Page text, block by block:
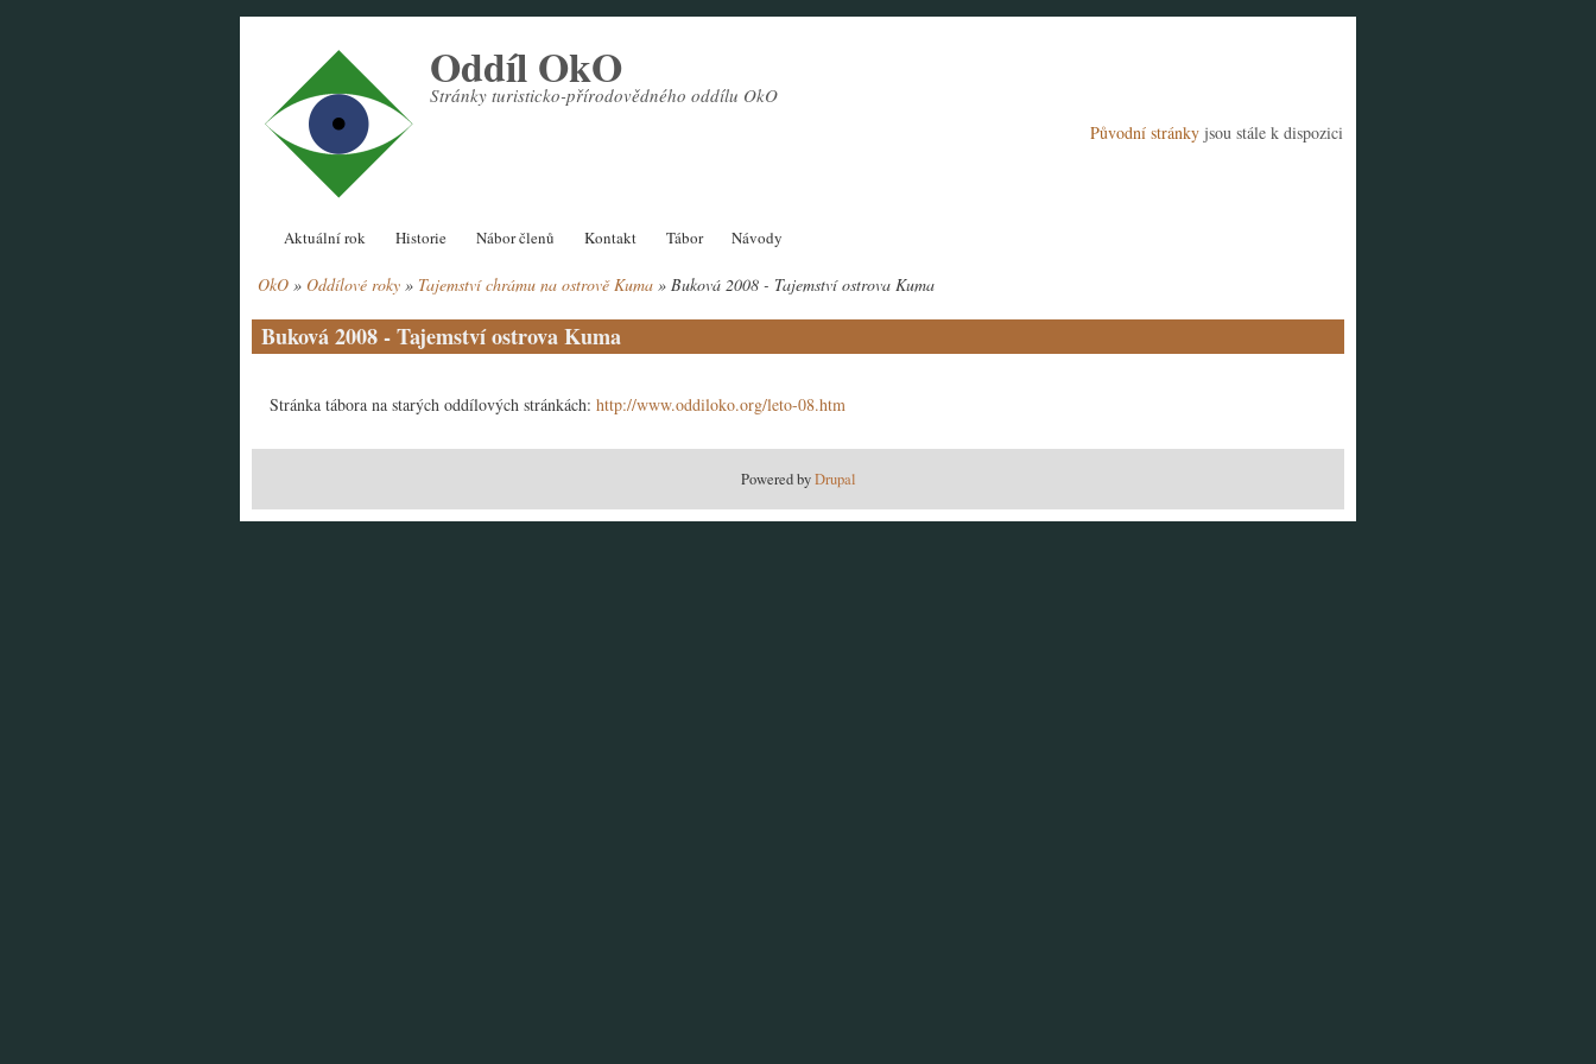
Oddíl OkO
Stránky turisticko-přírodovědného oddílu OkO
Původní stránky jsou stále k dispozici
Hlavní
Aktuální rok Historie Nábor členů Kontakt Tábor Návody
navigace
OkO Oddílové roky Tajemství chrámu na ostrově Kuma Buková 2008 - Tajemství ostrova Kuma
Buková 2008 - Tajemství ostrova Kuma
Stránka tábora na starých oddílových stránkách: http://www.oddiloko.org/leto-08.htm
Powered byDrupal